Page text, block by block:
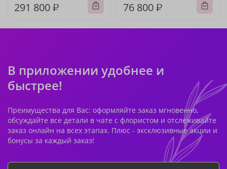
291 800 ₽ 76 800 ₽
В приложении удобнее и
быстрее!
Преимущества для Вас: оформляйте заказ мгновенно,
обсуждайте все детали в чате с флористом и отслеживайте
заказ онлайн на всех этапах. Плюс - эксклюзивные акции и
бонусы за каждый заказ!